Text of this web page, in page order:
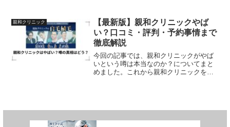
親和クリニック
【最新版】親和クリニックやば
い？口コミ・評判・予約事情まで
徹底解説
今回の記事では、親和クリニックがやば
いという噂は本当なのか？についてまと
めました。これから親和クリニックを利